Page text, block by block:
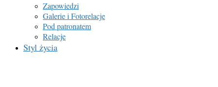
Zapowiedzi
Galerie i Fotorelacje
Pod patronatem
Relacje
Styl życia